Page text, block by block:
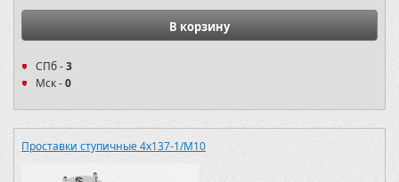
В корзину
СПб -3
Мск -0
Проставки ступичные 4х137-1/M10